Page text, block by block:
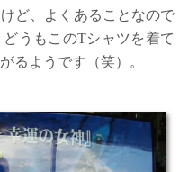
ど、よくあることなので
うもこのTシャツを着て
るようです（笑）。